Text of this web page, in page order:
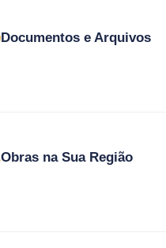
Documentos e Arquivos
Obras na Sua Região